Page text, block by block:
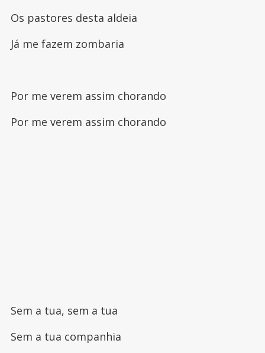
Os pastores desta aldeia
Já me fazem zombaria
Por me verem assim chorando
Por me verem assim chorando
Sem a tua, sem a tua
Sem a tua companhia